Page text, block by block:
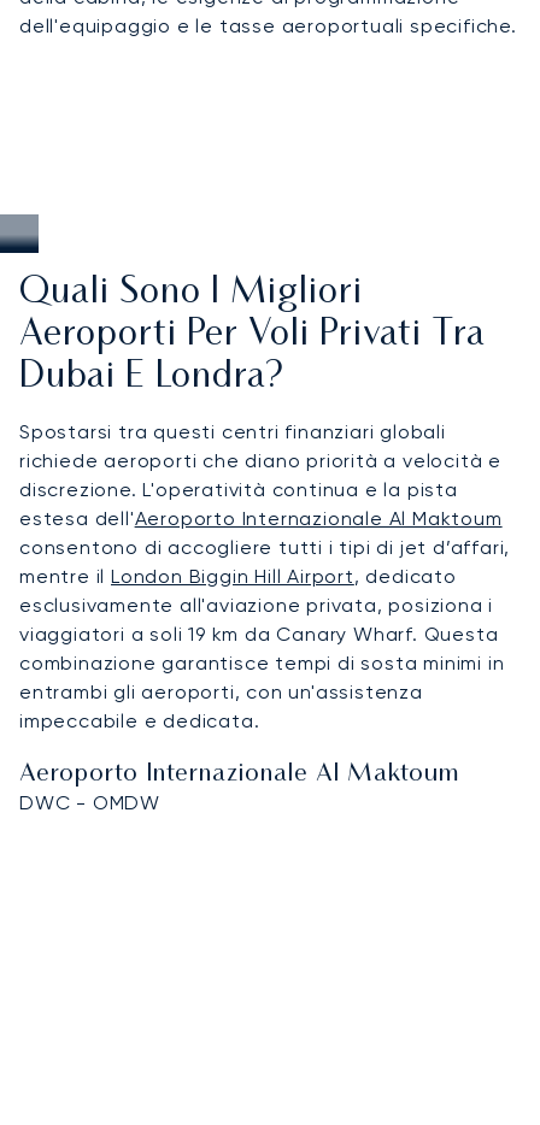
dell'equipaggio e le tasse aeroportuali specifiche.
Quali Sono I Migliori
Aeroporti Per Voli Privati Tra
Dubai E Londra?
Spostarsi tra questi centri finanziari globali
richiede aeroporti che diano priorità a velocità e
discrezione. L'operatività continua e la pista
estesa dell'Aeroporto Internazionale Al Maktoum
consentono di accogliere tutti i tipi di jet d’affari,
mentre ilLondon Biggin Hill Airport, dedicato
esclusivamente all'aviazione privata, posiziona i
viaggiatori a soli 19 km da Canary Wharf. Questa
combinazione garantisce tempi di sosta minimi in
entrambi gli aeroporti, con un'assistenza
impeccabile e dedicata.
Aeroporto Internazionale Al Maktoum
DWC - OMDW